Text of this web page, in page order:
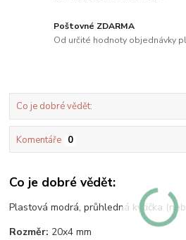
Poštovné ZDARMA
Od určité hodnoty objednávky
Co je dobré vědět:
Komentáře 0
Co je dobré vědět:
Plastová modrá, průhledná kytička
Rozměr: 20x4 mm